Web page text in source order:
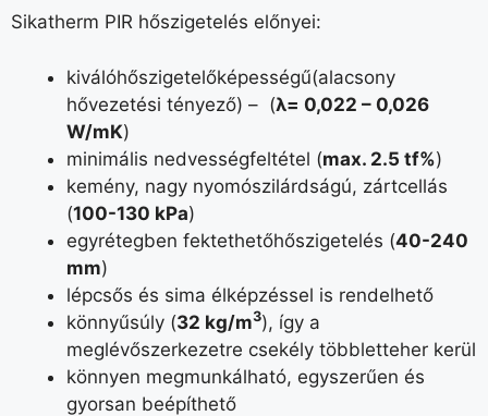
Sikatherm PIR hőszigetelés előnyei:
kiválóhőszigetelőképességű(alacsony
hővezetési tényező) – (λ= 0,022 – 0,026
W/mK)
minimális nedvességfeltétel (max. 2.5 tf%)
kemény, nagy nyomószilárdságú, zártcellás
(100-130 kPa)
egyrétegben fektethetőhőszigetelés (40-240
mm)
lépcsős és sima élképzéssel is rendelhető
könnyűsúly (32 kg/m3), így a
meglévőszerkezetre csekély többletteher kerül
könnyen megmunkálható, egyszerűen és
gyorsan beépíthető